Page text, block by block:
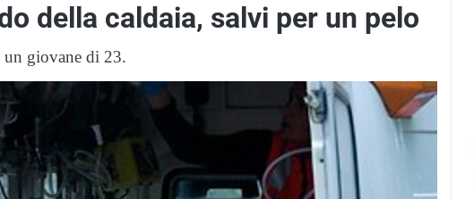
della caldaia, salvi per un pelo
un giovane di 23.